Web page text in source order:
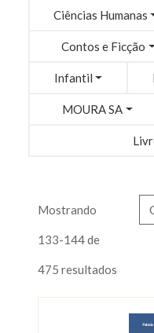
Ciências Humanas
Contos e Ficção
Infantil
MOURA SA
Mostrando
133-144 de
475 resultados